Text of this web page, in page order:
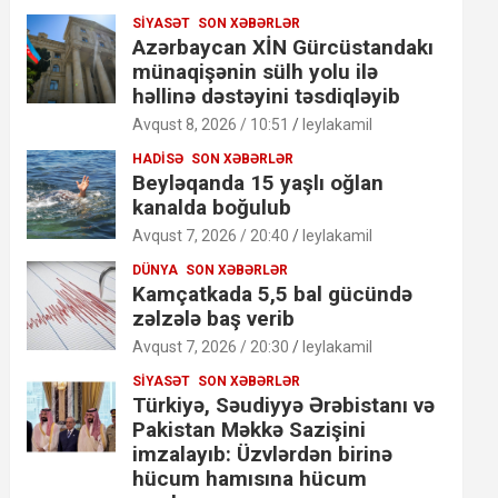
SIYASƏT SON XƏBƏRLƏR
Azərbaycan XİN Gürcüstandakı
münaqişənin sülh yolu ilə
həllinə dəstəyini təsdiqləyib
Avqust 8, 2026 / 10:51 leylakamil
HADISƏ SON XƏBƏRLƏR
Beyləqanda 15 yaşlı oğlan
kanalda boğulub
Avqust 7, 2026 / 20:40 leylakamil
DÜNYA SON XƏBƏRLƏR
Kamçatkada 5,5 bal gücündə
zəlzələ baş verib
Avqust 7, 2026 / 20:30 leylakamil
SIYASƏT SON XƏBƏRLƏR
Türkiyə, Səudiyyə Ərəbistanı və
Pakistan Məkkə Sazişini
imzalayıb: Üzvlərdən birinə
hücum hamısına hücum